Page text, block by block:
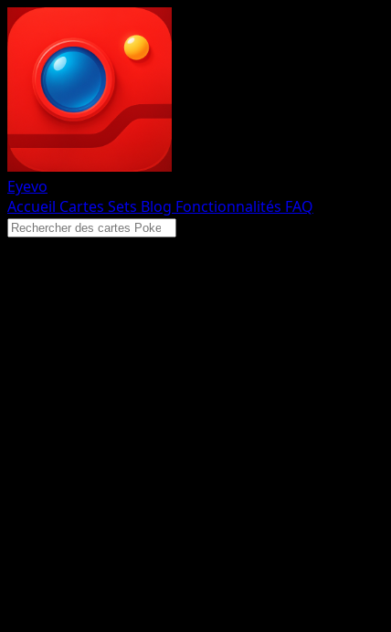
Eyevo
Accueil Cartes Sets Blog Fonctionnalités FAQ